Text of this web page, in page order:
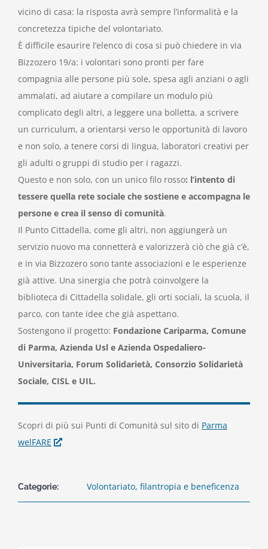
vicino di casa: la risposta avrà sempre l’informalità e la
concretezza tipiche del volontariato.
È difficile esaurire l’elenco di cosa si può chiedere in via
Bizzozero 19/a: i volontari sono pronti per fare
compagnia alle persone più sole, spesa agli anziani o agli
ammalati, ad aiutare a compilare un modulo più
complicato degli altri, a leggere una bolletta, a scrivere
un curriculum, a orientarsi verso le opportunità di lavoro
e non solo, a tenere corsi di lingua, laboratori creativi per
gli adulti o gruppi di studio per i ragazzi.
Questo e non solo, con un unico filo rosso: l’intento di
tessere quella rete sociale che sostiene e accompagna le
persone e crea il senso di comunità.
Il Punto Cittadella, come gli altri, non aggiungerà un
servizio nuovo ma connetterà e valorizzerà ciò che già c’è,
e in via Bizzozero sono tante associazioni e le esperienze
già attive. Una sinergia che potrà coinvolgere la
biblioteca di Cittadella solidale, gli orti sociali, la scuola, il
parco, con tante idee che già aspettano.
Sostengono il progetto: Fondazione Cariparma, Comune
di Parma, Azienda Usl e Azienda Ospedaliero-
Universitaria, Forum Solidarietà, Consorzio Solidarietà
Sociale, CISL e UIL.
Scopri di più sui Punti di Comunità sul sito di Parma
welFARE
Categorie: Volontariato, filantropia e beneficenza